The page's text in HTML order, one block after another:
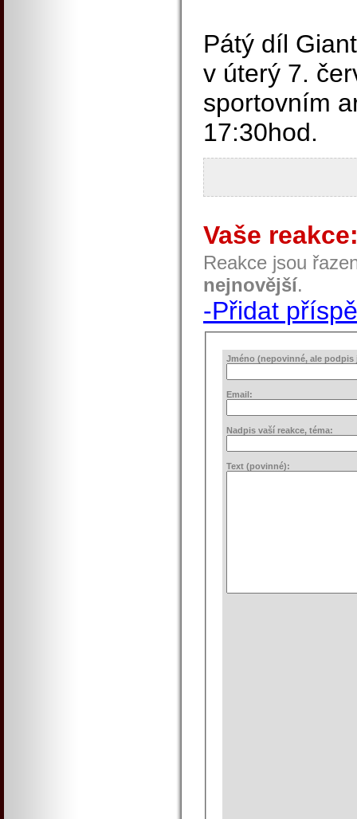
Pátý díl
v úterý 7.
sportovním
17:30hod.
Vaše
Reakce jsou
nejnovější.
-Přidat
Jméno (nepovinné, ale podpis
Email:
Nadpis vaší reakce, téma:
Text (povinné):